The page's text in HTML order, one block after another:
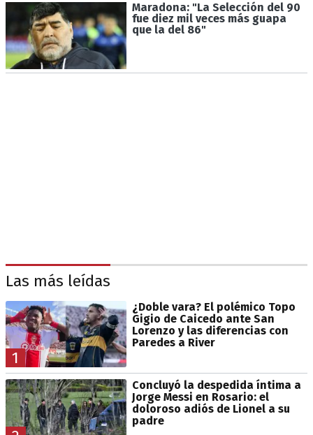
Maradona: "La Selección del 90
fue diez mil veces más guapa
que la del 86"
Las más leídas
1
¿Doble vara? El polémico Topo
Gigio de Caicedo ante San
Lorenzo y las diferencias con
Paredes a River
Concluyó la despedida íntima a
Jorge Messi en Rosario: el
doloroso adiós de Lionel a su
padre